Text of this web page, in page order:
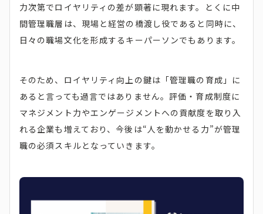
力次第でロイヤリティの差が顕著に現れます。とくに中
間管理職層は、現場と経営の橋渡し役であると同時に、
日々の職場文化を形成するキーパーソンでもあります。
そのため、ロイヤリティ向上の鍵は「管理職の育成」に
あると言っても過言ではありません。評価・育成制度に
マネジメント力やエンゲージメントへの貢献度を取り入
れる企業も増えており、今後は“人を動かせる力”が管理
職の必須スキルとなっていきます。